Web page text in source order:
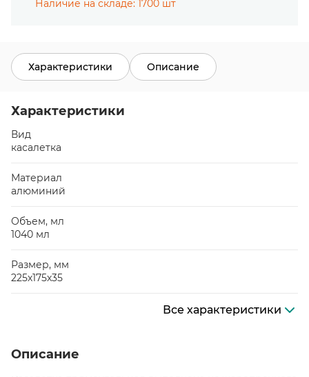
Наличие на складе: 1700 шт
Характеристики Описание
Характеристики
Вид
касалетка
Материал
алюминий
Объем, мл
1040 мл
Размер, мм
225х175х35
Все характеристики
Описание